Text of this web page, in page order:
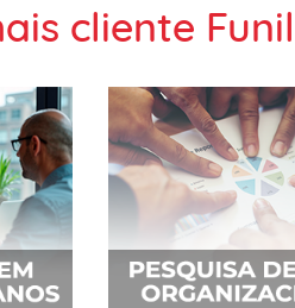
cliente